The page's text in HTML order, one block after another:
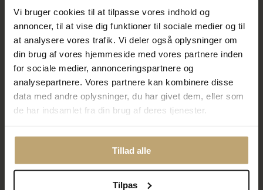
Vi bruger cookies til at tilpasse vores indhold og
annoncer, til at vise dig funktioner til sociale medier og til
at analysere vores trafik. Vi deler også oplysninger om
din brug af vores hjemmeside med vores partnere inden
for sociale medier, annonceringspartnere og
analysepartnere. Vores partnere kan kombinere disse
data med andre oplysninger, du har givet dem, eller som
de har indsamlet fra din brug af deres tjenester.
Tillad alle
Tilpas
Vedhæng kors 10*14 m/m.
1.490,00 kr
1.192,00 kr
På fjernlager
Vedhæng Dagmarkors,
11.625,00 kr
9.300,00 kr
På lager
SALE